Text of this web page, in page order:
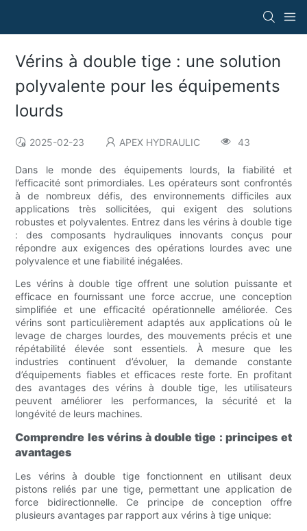
Vérins à double tige : une solution
polyvalente pour les équipements
lourds
2025-02-23 APEX HYDRAULIC 43
Dans le monde des équipements lourds, la fiabilité et
l’efficacité sont primordiales. Les opérateurs sont confrontés
à de nombreux défis, des environnements difficiles aux
applications très sollicitées, qui exigent des solutions
robustes et polyvalentes. Entrez dans les vérins à double tige
: des composants hydrauliques innovants conçus pour
répondre aux exigences des opérations lourdes avec une
polyvalence et une fiabilité inégalées.
Les vérins à double tige offrent une solution puissante et
efficace en fournissant une force accrue, une conception
simplifiée et une efficacité opérationnelle améliorée. Ces
vérins sont particulièrement adaptés aux applications où le
levage de charges lourdes, des mouvements précis et une
répétabilité élevée sont essentiels. À mesure que les
industries continuent d’évoluer, la demande constante
d’équipements fiables et efficaces reste forte. En profitant
des avantages des vérins à double tige, les utilisateurs
peuvent améliorer les performances, la sécurité et la
longévité de leurs machines.
Comprendre les vérins à double tige : principes et
avantages
Les vérins à double tige fonctionnent en utilisant deux
pistons reliés par une tige, permettant une application de
force bidirectionnelle. Ce principe de conception offre
plusieurs avantages par rapport aux vérins à tige unique: